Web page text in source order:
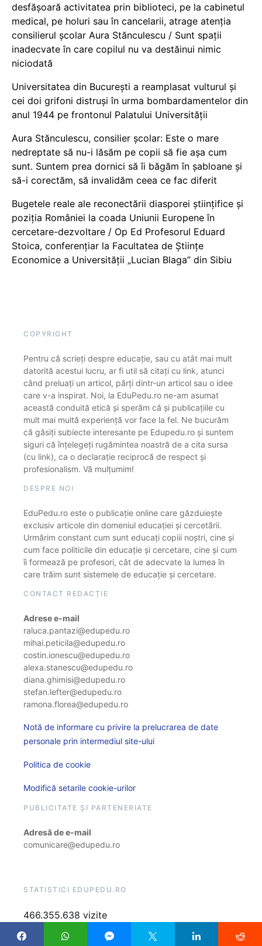
desfășoară activitatea prin biblioteci, pe la cabinetul
medical, pe holuri sau în cancelarii, atrage atenția
consilierul școlar Aura Stănculescu / Sunt spații
inadecvate în care copilul nu va destăinui nimic
niciodată
Universitatea din București a reamplasat vulturul și
cei doi grifoni distruși în urma bombardamentelor din
anul 1944 pe frontonul Palatului Universității
Aura Stănculescu, consilier școlar: Este o mare
nedreptate să nu-i lăsăm pe copii să fie așa cum
sunt. Suntem prea dornici să îi băgăm în șabloane și
să-i corectăm, să invalidăm ceea ce fac diferit
Bugetele reale ale reconectării diasporei științifice și
poziția României la coada Uniunii Europene în
cercetare-dezvoltare / Op Ed Profesorul Eduard
Stoica, conferențiar la Facultatea de Științe
Economice a Universității „Lucian Blaga” din Sibiu
COPYRIGHT
Pentru că scrieți despre educație, sau cu atât mai mult
datorită acestui lucru, ar fi util să citați cu link, atunci
când preluați un articol, părți dintr-un articol sau o idee
care v-a inspirat. Noi, la EduPedu.ro ne-am asumat
această conduită etică și sperăm că și publicațiile cu
mult mai multă experiență vor face la fel. Ne bucurăm
că găsiți subiecte interesante pe Edupedu.ro și suntem
siguri că înțelegeți rugămintea noastră de a cita sursa
(cu link), ca o declarație reciprocă de respect și
profesionalism. Vă mulțumim!
DESPRE NOI
EduPedu.ro este o publicație online care găzduiește
exclusiv articole din domeniul educației și cercetării.
Urmărim constant cum sunt educați copiii noștri, cine și
cum face politicile din educație și cercetare, cine și cum
îi formează pe profesori, cât de adecvate la lumea în
care trăim sunt sistemele de educație și cercetare.
CONTACT REDACȚIE
Adrese e-mail
raluca.pantazi@edupedu.ro
mihai.peticila@edupedu.ro
costin.ionescu@edupedu.ro
alexa.stanescu@edupedu.ro
diana.ghimisi@edupedu.ro
stefan.lefter@edupedu.ro
ramona.florea@edupedu.ro
Notă de informare cu privire la prelucrarea de date
personale prin intermediul site-ului
Politica de cookie
Modifică setarile cookie-urilor
PUBLICITATE ȘI PARTENERIATE
Adresă de e-mail
comunicare@edupedu.ro
STATISTICI EDUPEDU.RO
466.355.638 vizite